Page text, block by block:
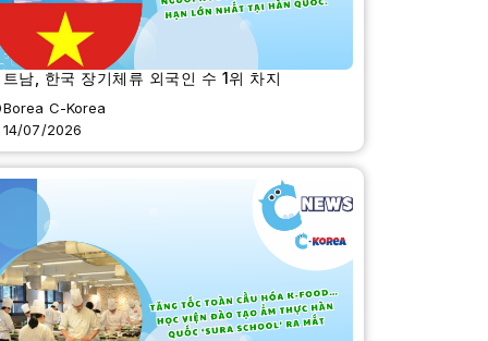
남, 한국 장기체류 외국인 수 1위 차지
Borea C-Korea
14/07/2026